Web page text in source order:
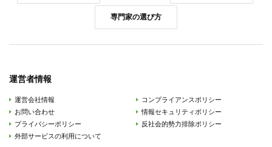
専門家の選び方
運営者情報
運営会社情報
お問い合わせ
プライバシーポリシー
外部サービスの利用について
コンプライアンスポリシー
情報セキュリティポリシー
反社会的勢力排除ポリシー